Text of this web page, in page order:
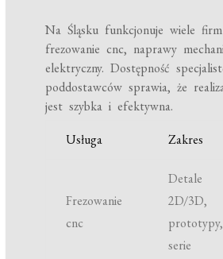
Na Śląsku funkcjonuje wiele
frezowanie cnc, naprawy
elektryczny. Dostępność
poddostawców sprawia, że
jest szybka i efektywna.
Usługa
Zakres
Frezowanie
cnc
Detale
2D/3D,
prototypy,
serie